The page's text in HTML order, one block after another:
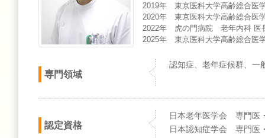
2019年 東京医科大学高齢総合医
2020年 東京医科大学高齢総合医
2022年 虎の門病院 老年内科 医
2025年 東京医科大学高齢総合医
専門領域
認知症、老年症候群、一
認定資格
日本老年医学会 専門医
日本認知症学会 専門医